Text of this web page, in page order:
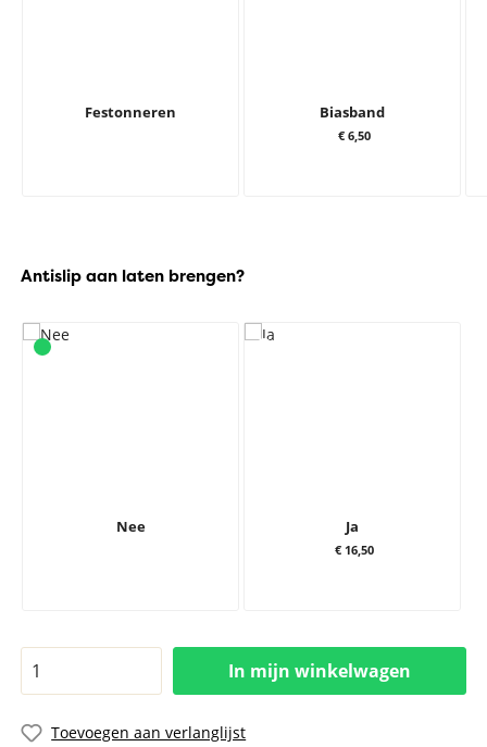
Festonneren Biasband
€ 6,50
Antislip aan laten brengen?
Nee Ja
€ 16,50
In mijn winkelwagen
Toevoegen aan verlanglijst